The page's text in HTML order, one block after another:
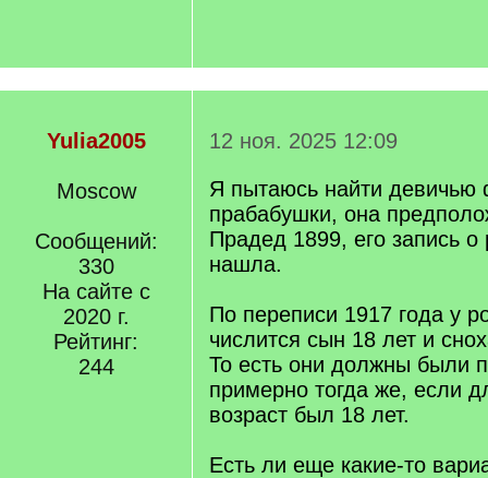
Yulia2005
Moscow
Сообщений:
330
На сайте с
2020 г.
Рейтинг:
244
12 ноя. 2025 12:09
Я пытаюсь найти
прабабушки, она
Прадед 1899, его запись
нашла.
По переписи 1917 года у
числится сын 18 лет и
То есть они должны были
примерно тогда же, если
возраст был 18 лет.
Есть ли еще какие-то